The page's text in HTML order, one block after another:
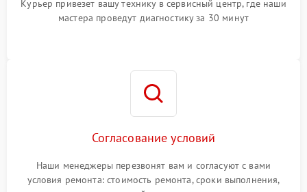
Курьер привезет вашу технику в сервисный центр, где наши
мастера проведут диагностику за 30 минут
Согласование условий
Наши менеджеры перезвонят вам и согласуют с вами
условия ремонта: стоимость ремонта, сроки выполнения,